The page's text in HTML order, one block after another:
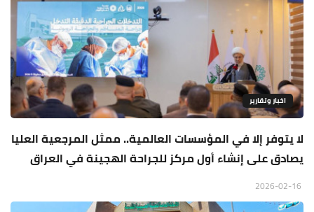
اخبار وتقارير
لا يتوفر إلا في المؤسسات العالمية.. ممثل المرجعية العليا
يصادق على إنشاء أول مركز للجراحة الهجينة في العراق